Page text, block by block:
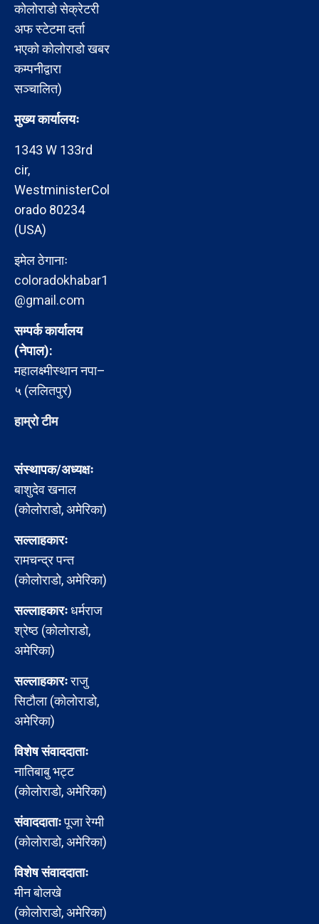
कोलोराडो सेक्रेटरी
अफ स्टेटमा दर्ता
भएको कोलोराडो खबर
कम्पनीद्वारा
सञ्चालित)
मुख्य कार्यालयः
1343 W 133rd
cir,
WestministerCol
orado 80234
(USA)
इमेल ठेगानाः
coloradokhabar1
@gmail.com
सम्पर्क कार्यालय
(नेपाल):
महालक्ष्मीस्थान नपा–
५ (ललितपुर)
हाम्रो टीम
संस्थापक/अध्यक्षः
बाशुदेव खनाल
(कोलोराडो, अमेरिका)
सल्लाहकारः
रामचन्द्र पन्त
(कोलोराडो, अमेरिका)
सल्लाहकारःधर्मराज
श्रेष्ठ (कोलोराडो,
अमेरिका)
सल्लाहकारःराजु
सिटौला (कोलोराडो,
अमेरिका)
विशेष संवाददाताः
नातिबाबु भट्ट
(कोलोराडो, अमेरिका)
संवाददाताःपूजा रेग्मी
(कोलोराडो, अमेरिका)
विशेष संवाददाताः
मीन बोलखे
(कोलोराडो, अमेरिका)